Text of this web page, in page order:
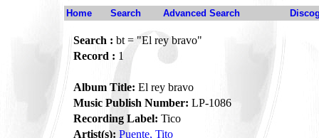
Home Search Advanced Search
Search : bt = "El rey bravo"
Record : 1
Album Title: El rey bravo
Music Publish Number: LP-1086
Recording Label: Tico
Artist(s): Puente, Tito